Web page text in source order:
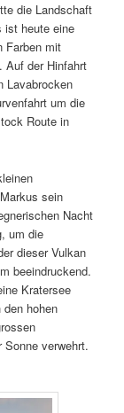
die Landschaft
ist heute eine
Farben mit
Auf der Hinfahrt
Lavabrocken
um die
Route in
sein
Nacht
um die
dieser Vulkan
beeindruckend.
Kratersee
hohen
verwehrt.